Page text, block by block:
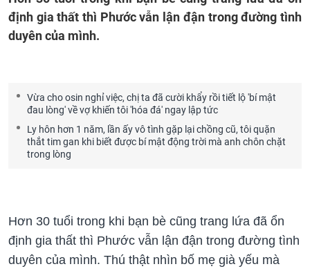
định gia thất thì Phước vẫn lận đận trong đường tình
duyên của mình.
Vừa cho osin nghỉ việc, chị ta đã cười khẩy rồi tiết lộ 'bí mật
đau lòng' về vợ khiến tôi 'hóa đá' ngay lập tức
Ly hôn hơn 1 năm, lần ấy vô tình gặp lại chồng cũ, tôi quặn
thắt tim gan khi biết được bí mật động trời mà anh chôn chặt
trong lòng
Hơn 30 tuổi trong khi bạn bè cũng trang lứa đã ổn
định gia thất thì Phước vẫn lận đận trong đường tình
duyên của mình. Thú thật nhìn bố mẹ già yếu mà